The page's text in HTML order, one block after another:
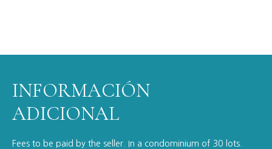
INFORMACIÓN
ADICIONAL
Fees to be paid by the seller. In a condominium of 30 lots.